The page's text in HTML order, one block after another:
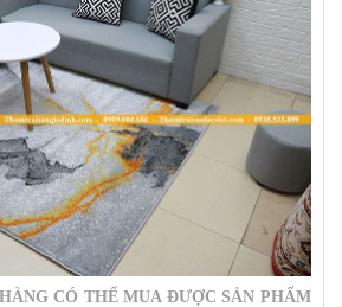
CÓ THỂ MUA ĐƯỢC SẢN PHẨM